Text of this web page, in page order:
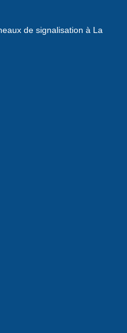
de signalisation à La